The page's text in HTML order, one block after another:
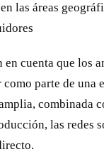
las áreas
en cuenta que los
parte de una
combinada
las redes